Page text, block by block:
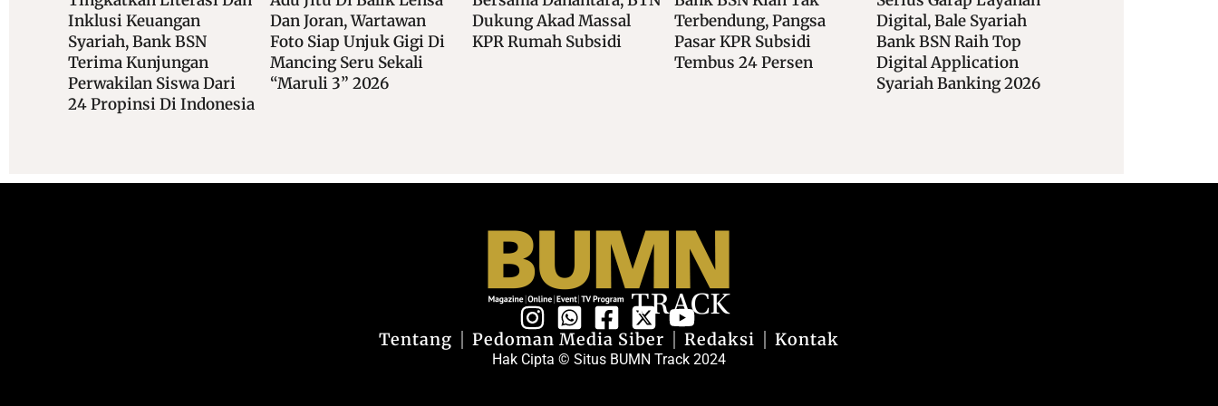
Dan Joran, Wartawan
Foto Siap Unjuk Gigi Di
Mancing Seru Sekali
“Maruli 3” 2026
Dukung Akad Massal
KPR Rumah Subsidi
Terbendung, Pangsa
Pasar KPR Subsidi
Digital, Bale Syariah
Bank BSN Raih Top
Digital Application
Industri Fesyen, BTN
Hadir Di Panggung IFW
2026
Hak Cipta © Situs BUMN Track 2024
Tentang Pedoman Media Siber Redaksi Kontak